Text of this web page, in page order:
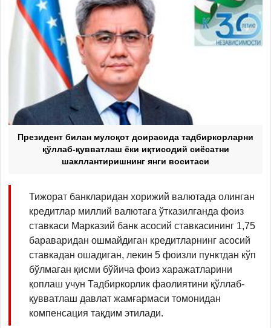
Президент билан мулоқот доирасида тадбиркорларни
қўллаб-қувватлаш ёки иқтисодий сиёсатни
шакллантиришнинг янги воситаси
Тижорат банкларидан хорижий валютада олинган
кредитлар миллий валютага ўтказилганда фоиз
ставкаси Марказий банк асосий ставкасининг 1,75
бараваридан ошмайдиган кредитларнинг асосий
ставкадан ошадиган, лекин 5 фоизли пунктдан кўп
бўлмаган қисми бўйича фоиз харажатларини
қоплаш учун Тадбиркорлик фаолиятини қўллаб-
қувватлаш давлат жамғармаси томонидан
компенсация тақдим этилади.